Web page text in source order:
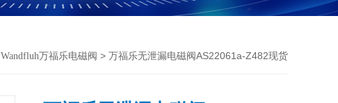
Wandfluh万福乐电磁阀 > 万福乐无泄漏电磁阀AS22061a-Z482现货